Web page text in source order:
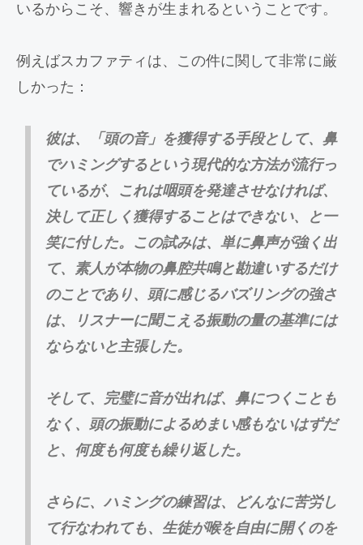
いるからこそ、響きが生まれるということです。
例えばスカファティは、この件に関して非常に厳
しかった：
彼は、「頭の音」を獲得する手段として、鼻
でハミングするという現代的な方法が流行っ
ているが、これは咽頭を発達させなければ、
決して正しく獲得することはできない、と一
笑に付した。この試みは、単に鼻声が強く出
て、素人が本物の鼻腔共鳴と勘違いするだけ
のことであり、頭に感じるバズリングの強さ
は、リスナーに聞こえる振動の量の基準には
ならないと主張した。
そして、完璧に音が出れば、鼻につくことも
なく、頭の振動によるめまい感もないはずだ
と、何度も何度も繰り返した。
さらに、ハミングの練習は、どんなに苦労し
て行なわれても、生徒が喉を自由に開くのを